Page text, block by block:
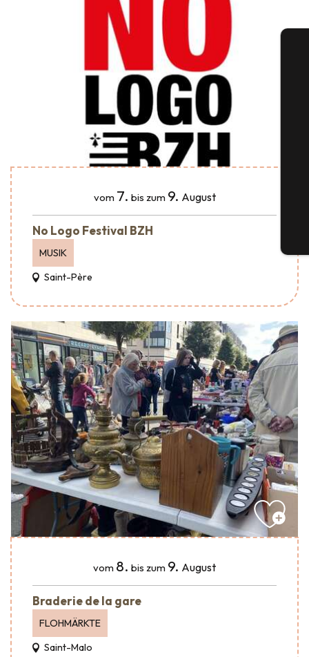
vom 7. bis zum 9. August
No Logo Festival BZH
MUSIK
Saint-Père
vom 8. bis zum 9. August
Braderie de la gare
FLOHMÄRKTE
Saint-Malo